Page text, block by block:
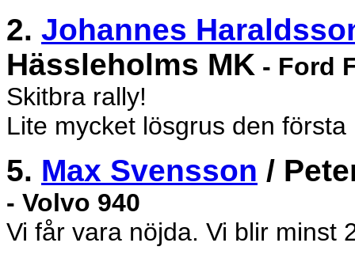
2. Johannes
Hässleholms MK - Ford
Skitbra rally!
Lite mycket lösgrus den första
5. Max Svensson /
- Volvo 940
Vi får vara nöjda. Vi blir minst